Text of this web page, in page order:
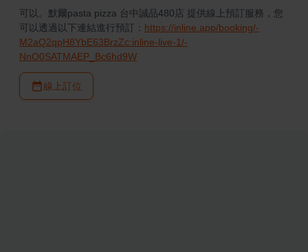
可以。默爾pasta pizza 台中誠品480店 提供線上預訂服務，您
可以透過以下連結進行預訂： https://inline.app/booking/-
M2aQ2qpH8YbE63BrzZc:inline-live-1/-
NnO0SATMAEP_Bc6hd9W
線上訂位